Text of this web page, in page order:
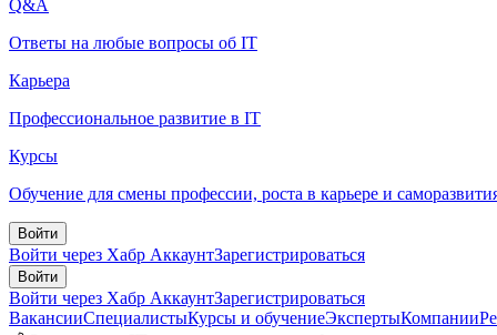
Q&A
Ответы на любые вопросы об IT
Карьера
Профессиональное развитие в IT
Курсы
Обучение для смены профессии, роста в карьере и
Войти
Войти через Хабр АккаунтЗарегистрироваться
Войти
Войти через Хабр АккаунтЗарегистрироваться
ВакансииСпециалистыКурсы и обучениеЭкспертыКомпании